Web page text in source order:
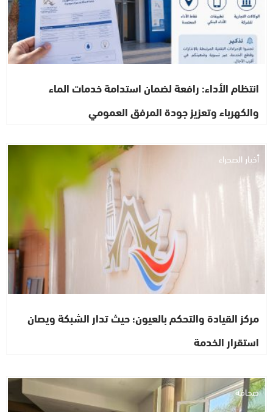
انتظام الأداء: رافعة لضمان استدامة خدمات الماء
والكهرباء وتعزيز جودة المرفق العمومي
أخبار الصحراء
مركز القيادة والتحكم بالعيون؛ حيث تدار الشبكة ويصان
استقرار الخدمة
صحافة